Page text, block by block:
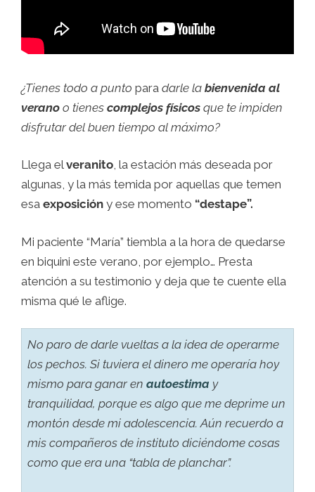
¿Tienes todo a punto para darle la bienvenida al
verano o tienes complejos físicos que te impiden
disfrutar del buen tiempo al máximo?
Llega elveranito, la estación más deseada por
algunas, y la más temida por aquellas que temen
esa exposición y ese momento “destape”.
Mi paciente “María” tiembla a la hora de quedarse
en biquini este verano, por ejemplo… Presta
atención a su testimonio y deja que te cuente ella
misma qué le aflige.
No paro de darle vueltas a la idea de operarme
los pechos. Si tuviera el dinero me operaría hoy
mismo para ganar en autoestima y
tranquilidad, porque es algo que me deprime un
montón desde mi adolescencia. Aún recuerdo a
mis compañeros de instituto diciéndome cosas
como que era una “tabla de planchar”.